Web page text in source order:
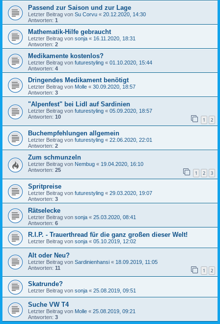
Passend zur Saison und zur Lage
Letzter Beitrag von Su Corvu « 20.12.2020, 14:30
Antworten: 1
Mathematik-Hilfe gebraucht
Letzter Beitrag von sonja « 16.11.2020, 18:31
Antworten: 2
Medikamente kostenlos?
Letzter Beitrag von futurestyling « 01.10.2020, 15:44
Antworten: 4
Dringendes Medikament benötigt
Letzter Beitrag von Molle « 30.09.2020, 18:57
Antworten: 3
"Alpenfest" bei Lidl auf Sardinien
Letzter Beitrag von futurestyling « 05.09.2020, 18:57
Antworten: 10 1 2
Buchempfehlungen allgemein
Letzter Beitrag von futurestyling « 22.06.2020, 22:01
Antworten: 2
Zum schmunzeln
Letzter Beitrag von Nembug « 19.04.2020, 16:10
Antworten: 25 1 2 3
Spritpreise
Letzter Beitrag von futurestyling « 29.03.2020, 19:07
Antworten: 3
Rätselecke
Letzter Beitrag von sonja « 25.03.2020, 08:41
Antworten: 6
R.I.P. - Trauerthread für die ganz großen dieser Welt!
Letzter Beitrag von sonja « 05.10.2019, 12:02
Alt oder Neu?
Letzter Beitrag von Sardinienhansi « 18.09.2019, 11:05
Antworten: 11 1 2
Skatrunde?
Letzter Beitrag von sonja « 25.08.2019, 09:51
Suche VW T4
Letzter Beitrag von Molle « 25.08.2019, 09:21
Antworten: 3